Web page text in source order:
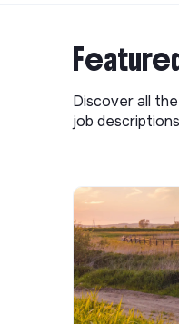
Discover all
job